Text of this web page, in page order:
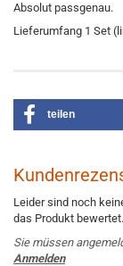
Absolut passgenau.
Lieferumfang 1 Set
teilen
Leider sind noch
das Produkt bewertet.
Sie müssen
Anmelden